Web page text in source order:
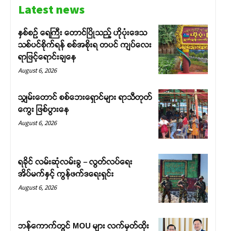
Latest news
နှစ်စဉ် ရေကြီး တောင်ပြိုသည့် ဟိုပုံးဒေသ
သစ်ပင်စိုက်ရန် စစ်အစိုးရ တပင် ကျပ်လေး
ရာဖြင့်ရောင်းချနေ
August 6, 2026
သျှမ်းတောင် စစ်ဘေးရှောင်များ ရာသီတုတ်
ကွေး ဖြစ်ပွားနေ
August 6, 2026
ရခိုင် လမ်းဆုံလမ်းခွ – လွတ်လပ်ရေး
အိပ်မက်နှင့် ကွန်ဖက်ဒရေးရှင်း
August 6, 2026
ဘန်ကောက်တွင် MOU များ လက်မှတ်ထိုး